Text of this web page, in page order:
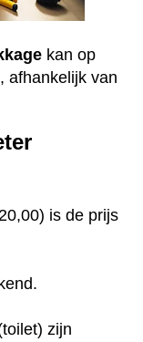
kan op
afhankelijk van
is de prijs
zijn